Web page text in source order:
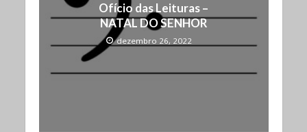
Ofício das Leituras –
NATAL DO SENHOR
dezembro 26, 2022